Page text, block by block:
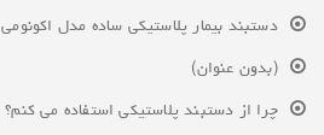
دستبند بیمار پلاستیکی ساده مدل اکونومی
(بدون عنوان)
چرا از دستبند پلاستیکی استفاده می کنم؟